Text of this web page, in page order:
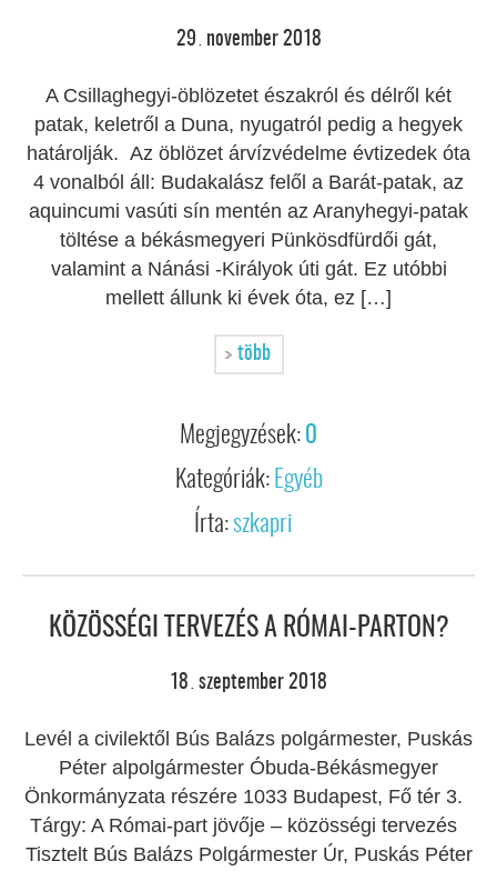
29 . november 2018
A Csillaghegyi-öblözetet északról és délről két
patak, keletről a Duna, nyugatról pedig a hegyek
határolják. Az öblözet árvízvédelme évtizedek óta
4 vonalból áll: Budakalász felől a Barát-patak, az
aquincumi vasúti sín mentén az Aranyhegyi-patak
töltése a békásmegyeri Pünkösdfürdői gát,
valamint a Nánási -Királyok úti gát. Ez utóbbi
mellett állunk ki évek óta, ez […]
több
Megjegyzések: 0
Kategóriák: Egyéb
Írta:szkapri
KÖZÖSSÉGI TERVEZÉS A RÓMAI-PARTON?
18 . szeptember 2018
Levél a civilektől Bús Balázs polgármester, Puskás
Péter alpolgármester Óbuda-Békásmegyer
Önkormányzata részére 1033 Budapest, Fő tér 3.
Tárgy: A Római-part jövője – közösségi tervezés
Tisztelt Bús Balázs Polgármester Úr, Puskás Péter